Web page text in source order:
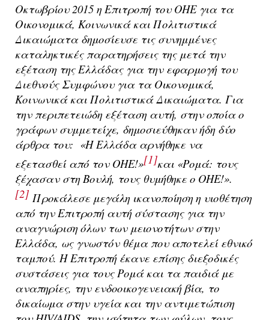
Οκτωβρίου 2015 η Επιτροπή του ΟΗΕ για τα
Οικονομικά, Κοινωνικά και Πολιτιστικά
Δικαιώματα δημοσίευσε τις συνημμένες
καταληκτικές παρατηρήσεις της μετά την
εξέταση της Ελλάδας για την εφαρμογή του
Διεθνούς Συμφώνου για τα Οικονομικά,
Κοινωνικά και Πολιτιστικά Δικαιώματα. Για
την περιπετειώδη εξέταση αυτή, στην οποία ο
γράφων συμμετείχε, δημοσιεύθηκαν ήδη δύο
άρθρα του: «Η Ελλάδα αρνήθηκε να
εξετασθεί από τον ΟΗΕ!»[1]και «Ρομά: τους
ξέχασαν στη Βουλή, τους θυμήθηκε ο ΟΗΕ!».
[2] Προκάλεσε μεγάλη ικανοποίηση η υιοθέτηση
από την Επιτροπή αυτή σύστασης για την
αναγνώριση όλων των μειονοτήτων στην
Ελλάδα, ως γνωστόν θέμα που αποτελεί εθνικό
ταμπού. Η Επιτροπή έκανε επίσης διεξοδικές
συστάσεις για τους Ρομά και τα παιδιά με
αναπηρίες, την ενδοοικογενειακή βία, το
δικαίωμα στην υγεία και την αντιμετώπιση